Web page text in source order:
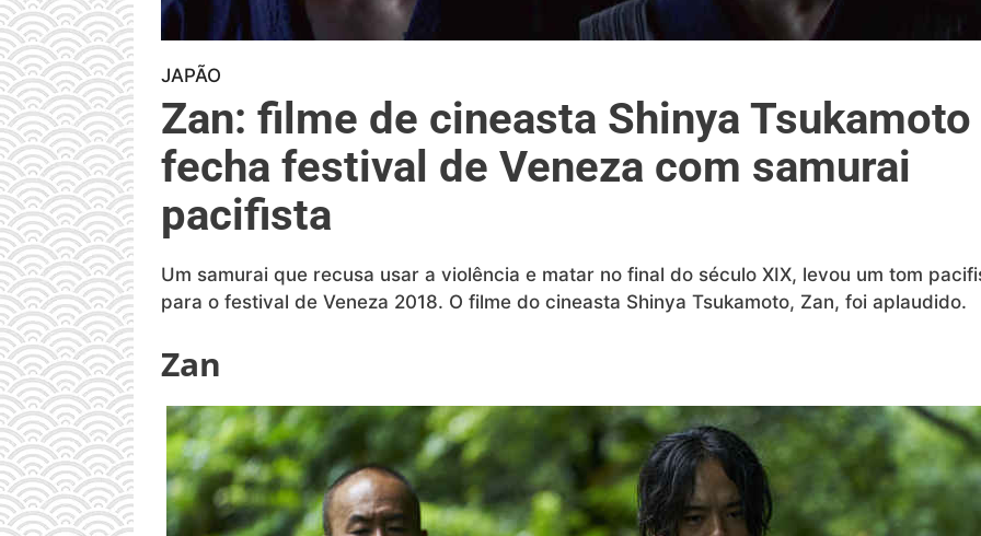
JAPÃO
Zan: filme de cineasta Shinya Tsukamoto
fecha festival de Veneza com samurai
pacifista
Um samurai que recusa usar a violência e matar no final do século XIX, levou um tom
para o festival de Veneza 2018. O filme do cineasta Shinya Tsukamoto, Zan, foi aplaudido.
Zan